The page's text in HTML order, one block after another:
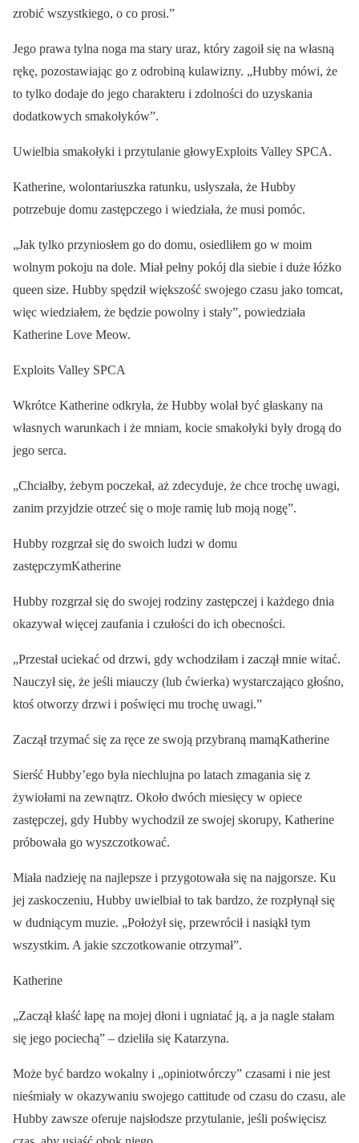
zrobić wszystkiego, o co prosi.”
Jego prawa tylna noga ma stary uraz, który zagoił się na własną
rękę, pozostawiając go z odrobiną kulawizny. „Hubby mówi, że
to tylko dodaje do jego charakteru i zdolności do uzyskania
dodatkowych smakołyków”.
Uwielbia smakołyki i przytulanie głowyExploits Valley SPCA.
Katherine, wolontariuszka ratunku, usłyszała, że Hubby
potrzebuje domu zastępczego i wiedziała, że musi pomóc.
„Jak tylko przyniosłem go do domu, osiedliłem go w moim
wolnym pokoju na dole. Miał pełny pokój dla siebie i duże łóżko
queen size. Hubby spędził większość swojego czasu jako tomcat,
więc wiedziałem, że będzie powolny i stały”, powiedziała
Katherine Love Meow.
Exploits Valley SPCA
Wkrótce Katherine odkryła, że Hubby wolał być głaskany na
własnych warunkach i że mniam, kocie smakołyki były drogą do
jego serca.
„Chciałby, żebym poczekał, aż zdecyduje, że chce trochę uwagi,
zanim przyjdzie otrzeć się o moje ramię lub moją nogę”.
Hubby rozgrzał się do swoich ludzi w domu
zastępczymKatherine
Hubby rozgrzał się do swojej rodziny zastępczej i każdego dnia
okazywał więcej zaufania i czułości do ich obecności.
„Przestał uciekać od drzwi, gdy wchodziłam i zaczął mnie witać.
Nauczył się, że jeśli miauczy (lub ćwierka) wystarczająco głośno,
ktoś otworzy drzwi i poświęci mu trochę uwagi.”
Zaczął trzymać się za ręce ze swoją przybraną mamąKatherine
Sierść Hubby’ego była niechlujna po latach zmagania się z
żywiołami na zewnątrz. Około dwóch miesięcy w opiece
zastępczej, gdy Hubby wychodził ze swojej skorupy, Katherine
próbowała go wyszczotkować.
Miała nadzieję na najlepsze i przygotowała się na najgorsze. Ku
jej zaskoczeniu, Hubby uwielbiał to tak bardzo, że rozpłynął się
w dudniącym muzie. „Położył się, przewrócił i nasiąkł tym
wszystkim. A jakie szczotkowanie otrzymał”.
Katherine
„Zaczął kłaść łapę na mojej dłoni i ugniatać ją, a ja nagle stałam
się jego pociechą” – dzieliła się Katarzyna.
Może być bardzo wokalny i „opiniotwórczy” czasami i nie jest
nieśmiały w okazywaniu swojego cattitude od czasu do czasu, ale
Hubby zawsze oferuje najsłodsze przytulanie, jeśli poświęcisz